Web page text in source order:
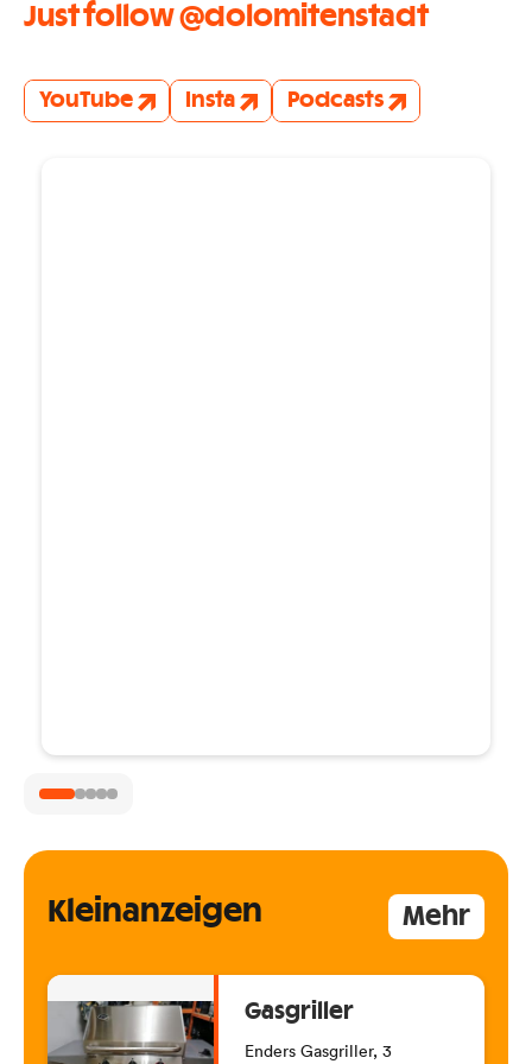
Just follow @dolomitenstadt
YouTube Insta Podcasts
YouTube
Kleinanzeigen Mehr
Gasgriller
Enders Gasgriller, 3